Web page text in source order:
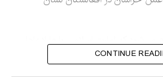
که امارت اسلامی بارها ادعاها
در افغانستان را رد کرده و
از خاک این کشور علیه امنیت دیگر
CONTINUE